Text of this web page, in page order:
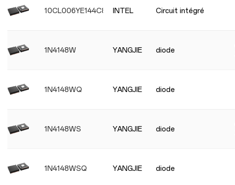
10CL006YE144C8G INTEL Circuit intégré
1N4148W YANGJIE diode
1N4148WQ YANGJIE diode
1N4148WS YANGJIE diode
1N4148WSQ YANGJIE diode